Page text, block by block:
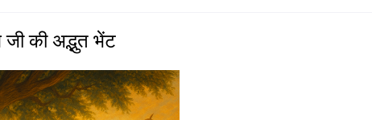
जी की अद्भुत भेंट